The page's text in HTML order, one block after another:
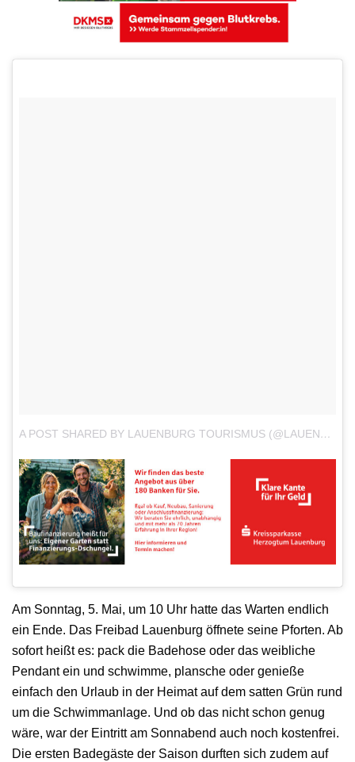
A POST SHARED BY LAUENBURG TOURISMUS (@LAUENBURG_TOURISMUS)
Am Sonntag, 5. Mai, um 10 Uhr hatte das Warten endlich
ein Ende. Das Freibad Lauenburg öffnete seine Pforten. Ab
sofort heißt es: pack die Badehose oder das weibliche
Pendant ein und schwimme, plansche oder genieße
einfach den Urlaub in der Heimat auf dem satten Grün rund
um die Schwimmanlage. Und ob das nicht schon genug
wäre, war der Eintritt am Sonnabend auch noch kostenfrei.
Die ersten Badegäste der Saison durften sich zudem auf